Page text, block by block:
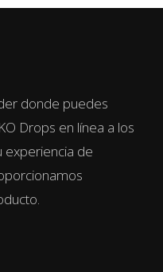
donde puedes
Drops en línea a los
experiencia de